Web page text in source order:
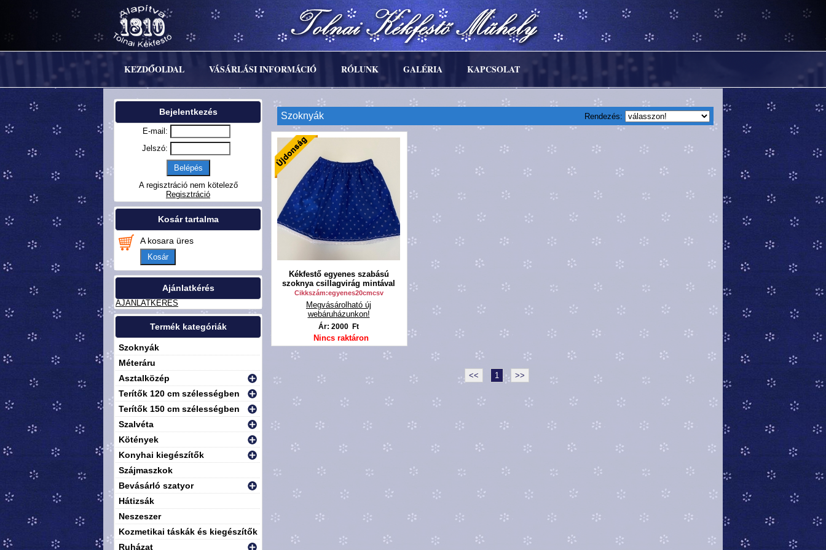
KEZDŐOLDAL VÁSÁRLÁSI INFORMÁCIÓ RÓLUNK GALÉRIA KAPCSOLAT
Bejelentkezés
E-mail:
Jelszó:
A regisztráció nem kötelező
Regisztráció
Kosár tartalma
A kosara üres
Kosár
Ajánlatkérés
AJÁNLATKÉRÉS
Termék kategóriák
Szoknyák
Méteráru
Asztalközép
Terítők 120 cm szélességben
Terítők 150 cm szélességben
Szalvéta
Kötények
Konyhai kiegészítők
Szájmaszkok
Bevásárló szatyor
Hátizsák
Neszeszer
Kozmetikai táskák és kiegészítők
Ruházat
Rendezés:
Szoknyák
Kékfestő egyenes szabású
szoknya csillagvirág mintával
Cikkszám:egyenes20cmcsv
Megvásárolható új
webáruházunkon!
Ár: 2000 Ft
Nincs raktáron
<< 1 >>